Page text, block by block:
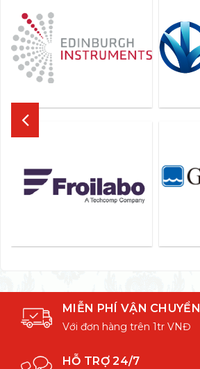
MIỄN PHÍ VẬN CHUYỂN
Với đơn hàng trên 1tr VNĐ
HỖ TRỢ 24/7